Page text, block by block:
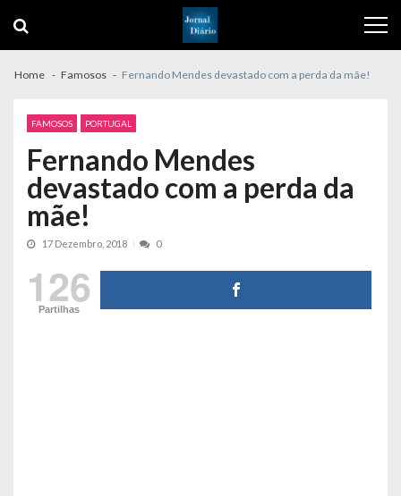
navigation
content
Home Famosos Fernando Mendes devastado com a perda da mãe!
FAMOSOS PORTUGAL
Fernando Mendes
devastado com a perda da
mãe!
17 Dezembro, 2018 0
126
Partilhas